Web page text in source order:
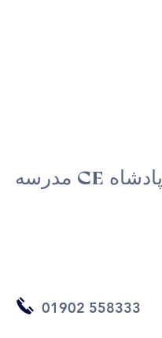
مدرسه CE پادشاه
01902 558333